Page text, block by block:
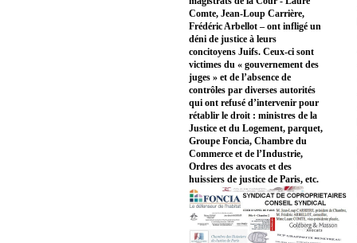
Comte, Jean-Loup Carrière,
Frédéric Arbellot – ont infligé un
déni de justice à leurs
concitoyens Juifs. Ceux-ci sont
victimes du « gouvernement des
juges » et de l’absence de
contrôles par diverses autorités
qui ont refusé d’intervenir pour
rétablir le droit : ministres de la
Justice et du Logement, parquet,
Groupe Foncia, Chambre du
Commerce et de l’Industrie,
Ordres des avocats et des
huissiers de justice de Paris, etc.